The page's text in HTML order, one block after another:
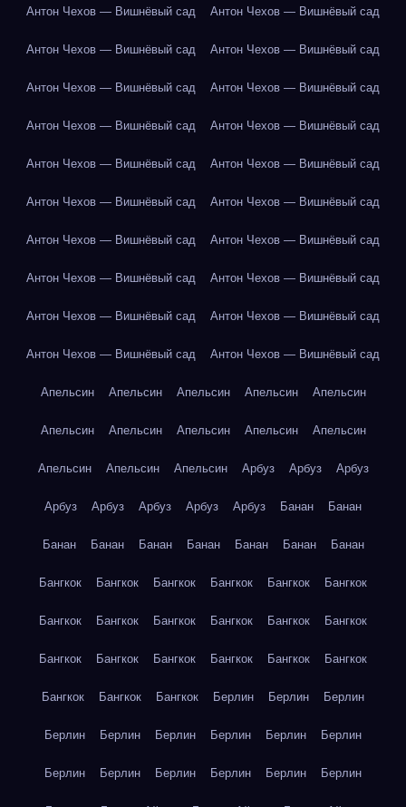
Антон Чехов — Вишнёвый сад Антон Чехов — Вишнёвый сад
Антон Чехов — Вишнёвый сад Антон Чехов — Вишнёвый сад
Антон Чехов — Вишнёвый сад Антон Чехов — Вишнёвый сад
Антон Чехов — Вишнёвый сад Антон Чехов — Вишнёвый сад
Антон Чехов — Вишнёвый сад Антон Чехов — Вишнёвый сад
Антон Чехов — Вишнёвый сад Антон Чехов — Вишнёвый сад
Антон Чехов — Вишнёвый сад Антон Чехов — Вишнёвый сад
Антон Чехов — Вишнёвый сад Антон Чехов — Вишнёвый сад
Антон Чехов — Вишнёвый сад Антон Чехов — Вишнёвый сад
Антон Чехов — Вишнёвый сад Антон Чехов — Вишнёвый сад
Апельсин Апельсин Апельсин Апельсин Апельсин
Апельсин Апельсин Апельсин Апельсин Апельсин
Апельсин Апельсин Апельсин Арбуз Арбуз Арбуз
Арбуз Арбуз Арбуз Арбуз Арбуз Банан Банан
Банан Банан Банан Банан Банан Банан Банан
Бангкок Бангкок Бангкок Бангкок Бангкок Бангкок
Бангкок Бангкок Бангкок Бангкок Бангкок Бангкок
Бангкок Бангкок Бангкок Бангкок Бангкок Бангкок
Бангкок Бангкок Бангкок Берлин Берлин Берлин
Берлин Берлин Берлин Берлин Берлин Берлин
Берлин Берлин Берлин Берлин Берлин Берлин